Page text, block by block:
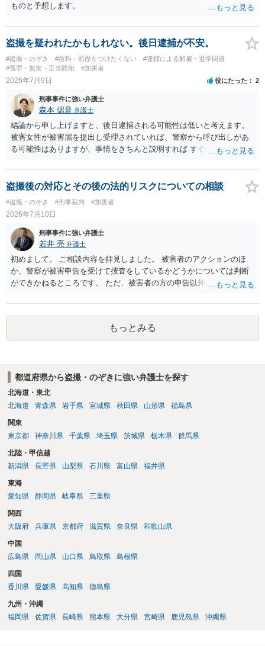
ものと予想します。
盗撮を疑われたかもしれない。後日逮捕が不安。
#盗撮・のぞき #前科・前歴をつけたくない
#逮捕による解雇・退学回避
#冤罪・無実・正当防衛
#加害者
2026年7月9日 役にたった 2
刑事事件に強い弁護士
森本 偲音 弁護士
結論から申し上げますと、後日逮捕される可能性は低いと考えます。
被害女性が被害届を提出し受理されていれば、警察から呼び出しがあ
る可能性はありますが、事情をきちんと説明すれば すぐに逮捕される
の画像が盗撮した画像等であれば別途問題となる可能性はあります
が、被害者が特定できない以上、 立件することは難しく、厳重注意で
盗撮後の対応とその後の法的リスクについての相談
#盗撮・のぞき #刑事裁判 #加害者
2026年7月10日
刑事事件に強い弁護士
若井 亮 弁護士
初めまして。 ご相談内容を拝見しました。 被害者のアクションのほ
か、警察が被害申告を受けて捜査をしているかどうかについては判断
ができかねるところです。 ただ、被害者の方の申告以外に証拠が無い
す。 万が一、警察から連絡が来るようなことがあれば、その際に改め
て弁護士にご相談ください。
もっとみる
都道府県から盗撮・のぞきに強い弁護士を探す
北海道・東北
北海道
青森県 岩手県 宮城県 秋田県 山形県 福島県
関東
東京都
神奈川県 千葉県 埼玉県 茨城県 栃木県 群馬県
北陸・甲信越
新潟県
長野県 山梨県 石川県 富山県 福井県
東海
愛知県
静岡県 岐阜県 三重県
関西
大阪府
兵庫県 京都府 滋賀県 奈良県 和歌山県
中国
広島県
岡山県 山口県 鳥取県 島根県
四国
香川県
愛媛県 高知県 徳島県
九州・沖縄
福岡県
佐賀県 長崎県 熊本県 大分県 宮崎県 鹿児島県 沖縄県